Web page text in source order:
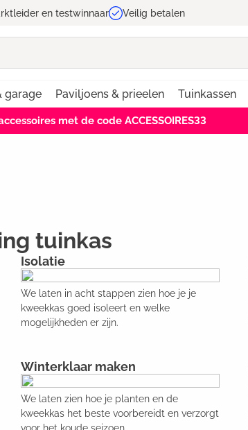
en testwinnaar Veilig betalen
garage Paviljoens & prieelen Tuinkassen
met de code ACCESSOIRES33
tuinkas
Isolatie
We laten in acht stappen zien hoe je je
kweekkas goed isoleert en welke
mogelijkheden er zijn.
Winterklaar maken
We laten zien hoe je planten en de
kweekkas het beste voorbereidt en verzorgt